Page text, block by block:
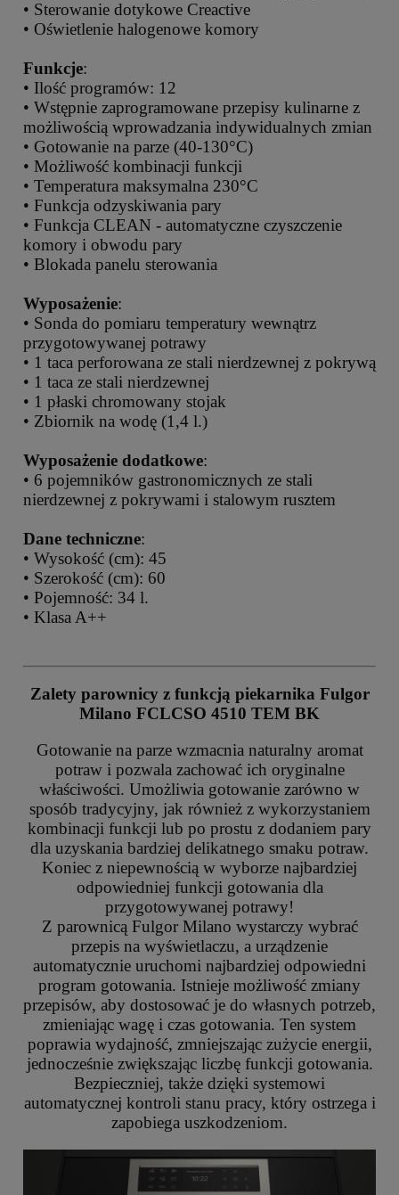
• Sterowanie dotykowe Creactive
• Oświetlenie halogenowe komory
Funkcje:
• Ilość programów: 12
• Wstępnie zaprogramowane przepisy kulinarne z
możliwością wprowadzania indywidualnych zmian
• Gotowanie na parze (40-130°C)
• Możliwość kombinacji funkcji
• Temperatura maksymalna 230°C
• Funkcja odzyskiwania pary
• Funkcja CLEAN - automatyczne czyszczenie
komory i obwodu pary
• Blokada panelu sterowania
Wyposażenie:
• Sonda do pomiaru temperatury wewnątrz
przygotowywanej potrawy
• 1 taca perforowana ze stali nierdzewnej z pokrywą
• 1 taca ze stali nierdzewnej
• 1 płaski chromowany stojak
• Zbiornik na wodę (1,4 l.)
Wyposażenie dodatkowe:
• 6 pojemników gastronomicznych ze stali
nierdzewnej z pokrywami i stalowym rusztem
Dane techniczne:
• Wysokość (cm): 45
• Szerokość (cm): 60
• Pojemność: 34 l.
• Klasa A++
Zalety parownicy z funkcją piekarnika Fulgor
Milano FCLCSO 4510 TEM BK
Gotowanie na parze wzmacnia naturalny aromat
potraw i pozwala zachować ich oryginalne
właściwości. Umożliwia gotowanie zarówno w
sposób tradycyjny, jak również z wykorzystaniem
kombinacji funkcji lub po prostu z dodaniem pary
dla uzyskania bardziej delikatnego smaku potraw.
Koniec z niepewnością w wyborze najbardziej
odpowiedniej funkcji gotowania dla
przygotowywanej potrawy!
Z parownicą Fulgor Milano wystarczy wybrać
przepis na wyświetlaczu, a urządzenie
automatycznie uruchomi najbardziej odpowiedni
program gotowania. Istnieje możliwość zmiany
przepisów, aby dostosować je do własnych potrzeb,
zmieniając wagę i czas gotowania. Ten system
poprawia wydajność, zmniejszając zużycie energii,
jednocześnie zwiększając liczbę funkcji gotowania.
Bezpieczniej, także dzięki systemowi
automatycznej kontroli stanu pracy, który ostrzega i
zapobiega uszkodzeniom.